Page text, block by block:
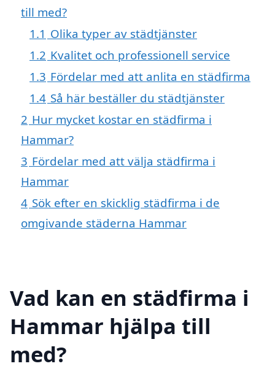
till med?
1.1 Olika typer av städtjänster
1.2 Kvalitet och professionell service
1.3 Fördelar med att anlita en städfirma
1.4 Så här beställer du städtjänster
2 Hur mycket kostar en städfirma i
Hammar?
3 Fördelar med att välja städfirma i
Hammar
4 Sök efter en skicklig städfirma i de
omgivande städerna Hammar
Vad kan en städfirma i
Hammar hjälpa till
med?